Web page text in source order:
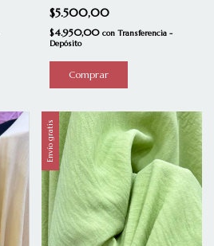
$5.500,00
$4.950,00 con Transferencia -
Depósito
Envío gratis